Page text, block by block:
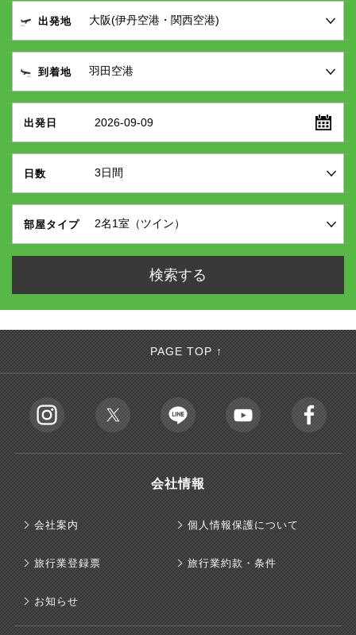
出発地
到着地
出発日 2026-09-09
日数
部屋タイプ
PAGE TOP ↑
会社情報
会社案内 個人情報保護について
旅行業登録票 旅行業約款・条件
お知らせ